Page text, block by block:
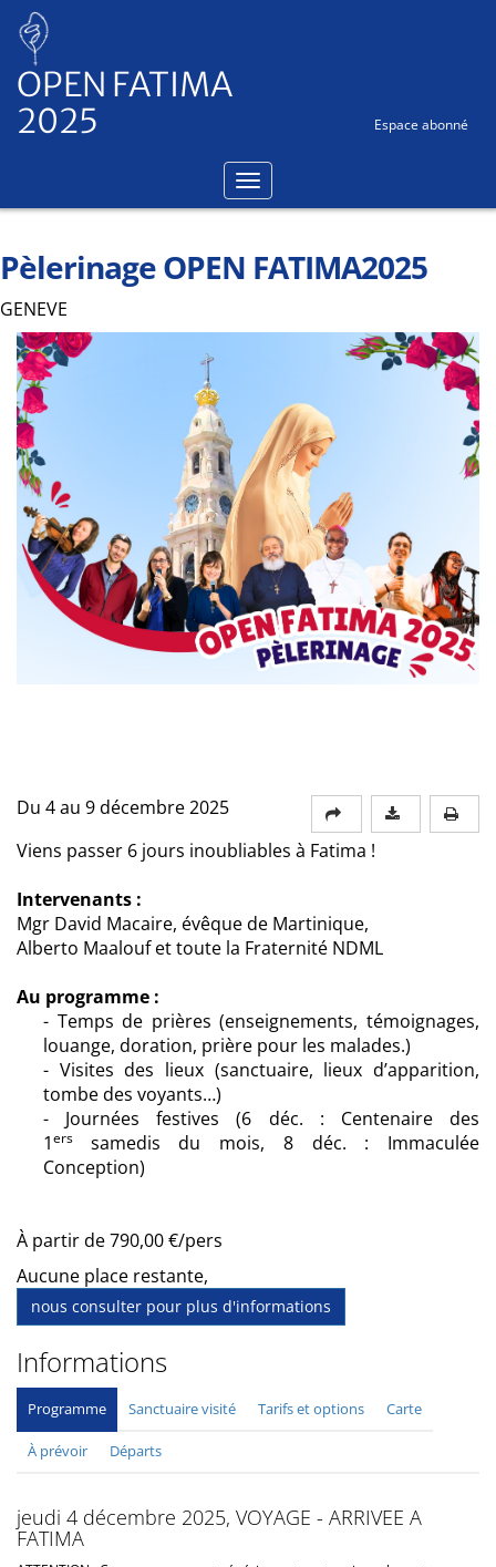
OPEN FATIMA
2025
Espace abonné
Pèlerinage OPEN FATIMA2025
GENEVE
Du 4 au 9 décembre 2025
Viens passer 6 jours inoubliables à Fatima !
Intervenants :
Mgr David Macaire, évêque de Martinique,
Alberto Maalouf et toute la Fraternité NDML
Au programme :
- Temps de prières (enseignements, témoignages,
louange, doration, prière pour les malades.)
- Visites des lieux (sanctuaire, lieux d’apparition,
tombe des voyants…)
- Journées festives (6 déc. : Centenaire des
1ers samedis du mois, 8 déc. : Immaculée
Conception)
À partir de 790,00 €/pers
Aucune place restante,
nous consulter pour plus d'informations
Informations
Programme Sanctuaire visité Tarifs et options Carte
À prévoir Départs
jeudi 4 décembre 2025, VOYAGE - ARRIVEE A
FATIMA
Panneau de gestion des cookies